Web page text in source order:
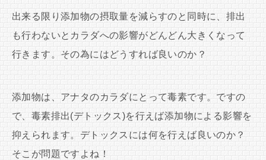
出来る限り添加物の摂取量を減らすのと同時に、排出
も行わないとカラダへの影響がどんどん大きくなって
行きます。その為にはどうすれば良いのか？
添加物は、アナタのカラダにとって毒素です。ですの
で、毒素排出(デトックス)を行えば添加物による影響を
抑えられます。デトックスには何を行えば良いのか？
そこが問題ですよね！